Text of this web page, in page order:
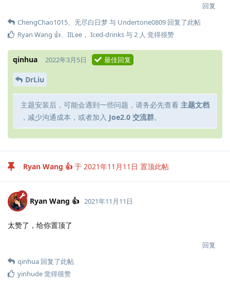
回复
ChengChao1015、 无尽白日梦与 Undertone0809 回复了此帖
Ryan Wang 👍、 IILee ， Iced-drinks与2 人 觉得很赞
qinhua 2022年3月5日 最佳回复
DrLiu
主题安装后，可能会遇到一些问题，请务必先查看 主题文档
，减少沟通成本，或者加入 Joe2.0 交流群。
Ryan Wang 👍 于 2021年11月11日 置顶此帖
Ryan Wang 👍 2021年11月11日
太赞了，给你置顶了
回复
qinhua 回复了此帖
yinhude觉得很赞